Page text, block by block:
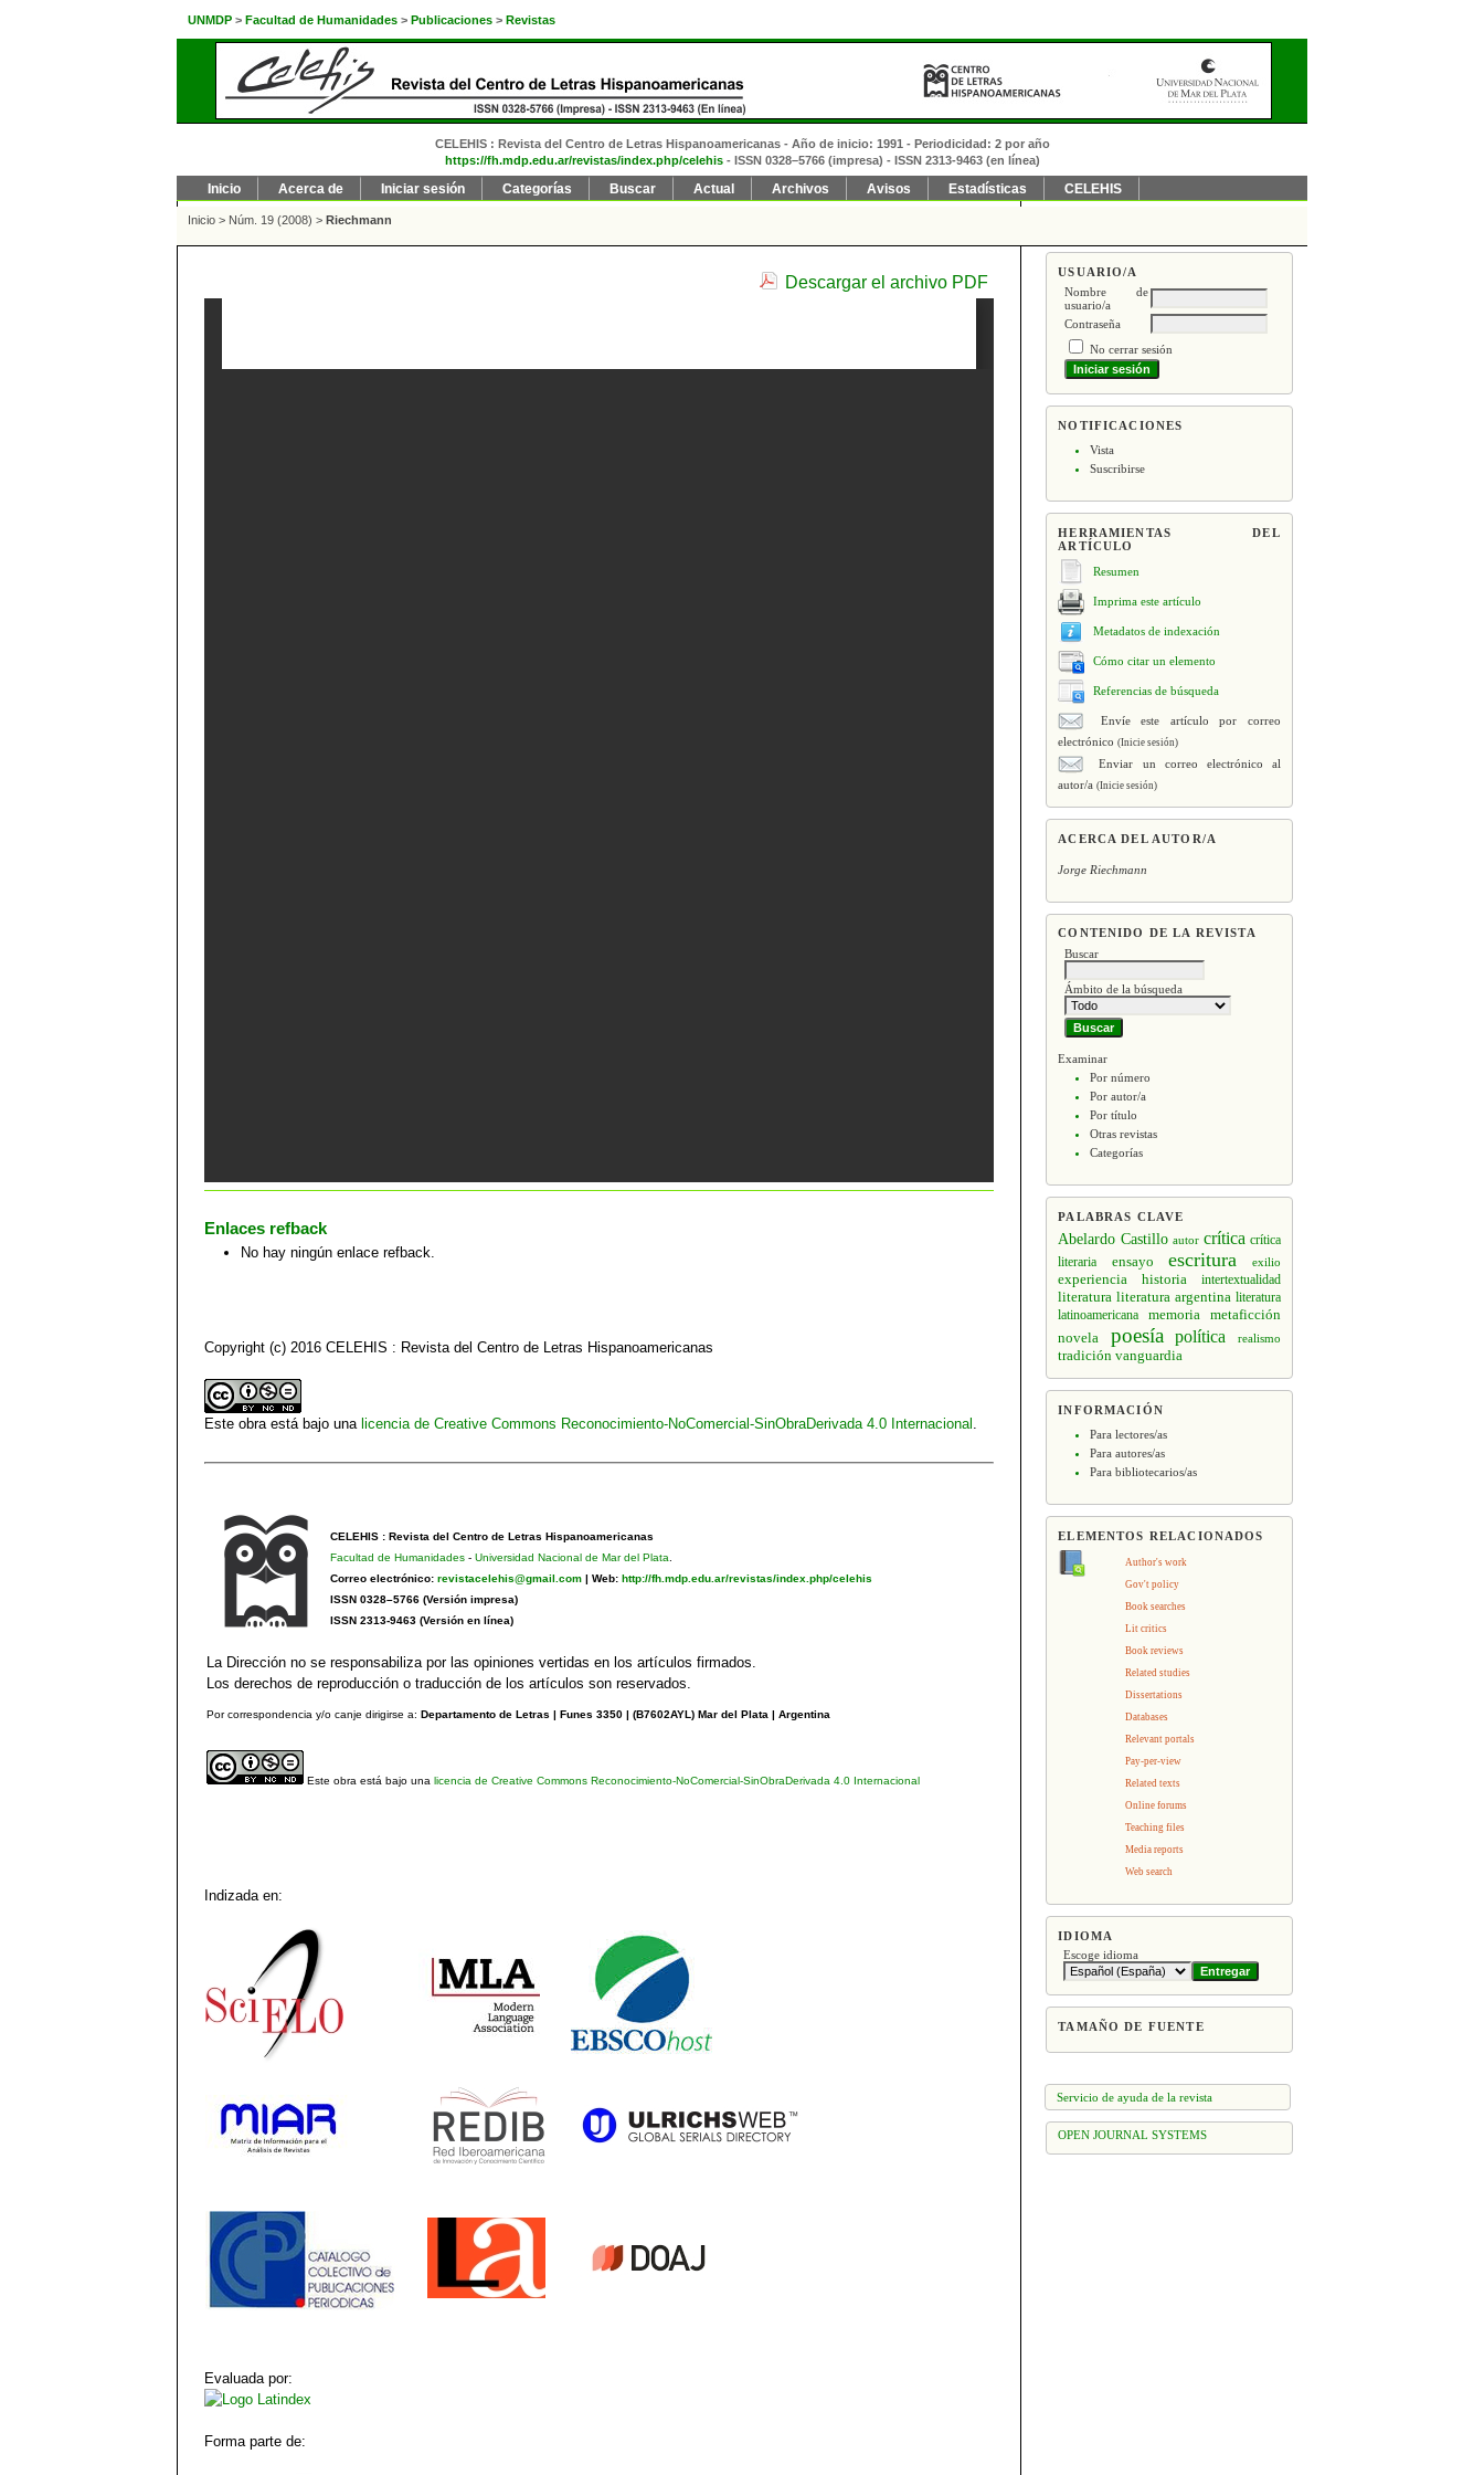
UNMDP > Facultad de Humanidades > Publicaciones > Revistas
CELEHIS : Revista del Centro de Letras Hispanoamericanas - Año de inicio: 1991 - Periodicidad: 2 por año
https://fh.mdp.edu.ar/revistas/index.php/celehis - ISSN 0328–5766 (impresa) - ISSN 2313-9463 (en línea)
USUARIO/A
Nombre de
usuario/a
Contraseña
No cerrar sesión
NOTIFICACIONES
Vista
Suscribirse
HERRAMIENTAS DEL
ARTÍCULO
Resumen
Imprima este artículo
Metadatos de indexación
Cómo citar un elemento
Referencias de búsqueda
Envíe este artículo por correo
electrónico(Inicie sesión)
Enviar un correo electrónico al
autor/a(Inicie sesión)
ACERCA DEL AUTOR/A
Jorge Riechmann
CONTENIDO DE LA REVISTA
Buscar
Ámbito de la búsqueda
Examinar
Por número
Por autor/a
Por título
Otras revistas
Categorías
PALABRAS CLAVE
Abelardo Castillo autor crítica crítica
literaria
ensayo escritura exilio
experiencia historia intertextualidad
literatura literatura argentina literatura
latinoamericana
memoria
metaficción
novela
poesía política realismo
tradición vanguardia
INFORMACIÓN
Para lectores/as
Para autores/as
Para bibliotecarios/as
ELEMENTOS RELACIONADOS
Author's work
Gov't policy
Book searches
Lit critics
Book reviews
Related studies
Dissertations
Databases
Relevant portals
Pay-per-view
Related texts
Online forums
Teaching files
Media reports
Web search
IDIOMA
Escoge idioma
TAMAÑO DE FUENTE
Servicio de ayuda de la revista
OPEN JOURNAL SYSTEMS
Inicio Acerca de Iniciar sesión Categorías Buscar Actual Archivos Avisos Estadísticas CELEHIS
Inicio > Núm. 19 (2008) > Riechmann
Descargar el archivo PDF
Enlaces refback
No hay ningún enlace refback.
Copyright (c) 2016 CELEHIS : Revista del Centro de Letras Hispanoamericanas
Este obra está bajo una licencia de Creative Commons Reconocimiento-NoComercial-SinObraDerivada 4.0 Internacional
CELEHIS : Revista del Centro de Letras Hispanoamericanas
Facultad de Humanidades- Universidad Nacional de Mar del Plata
Correo electrónico: revistacelehis@gmail.com| Web: http://fh.mdp.edu.ar/revistas/index.php/celehis
ISSN 0328–5766 (Versión impresa)
ISSN 2313-9463 (Versión en línea)
La Dirección no se responsabiliza por las opiniones vertidas en los artículos firmados.
Los derechos de reproducción o traducción de los artículos son reservados.
Por correspondencia y/o canje dirigirse a: Departamento de Letras | Funes 3350 | (B7602AYL) Mar del Plata | Argentina
Este obra está bajo una licencia de Creative Commons Reconocimiento-NoComercial-SinObraDerivada 4.0 Internacional
Indizada en:
Evaluada por:
Forma parte de: